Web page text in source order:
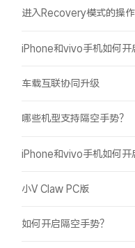
进入Recovery模式的操
iPhone和vivo手机如何开
车载互联协同升级
哪些机型支持隔空手势？
iPhone和vivo手机如何开
小V Claw PC版
如何开启隔空手势？